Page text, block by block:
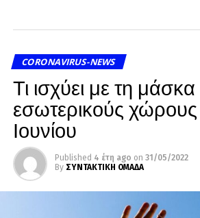
CORONAVIRUS-NEWS
Τι ισχύει με τη
εσωτερικούς
Ιουνίου
Published 4 έτη ago on 31/05/2022
By ΣΥΝΤΑΚΤΙΚΗ ΟΜΑΔΑ